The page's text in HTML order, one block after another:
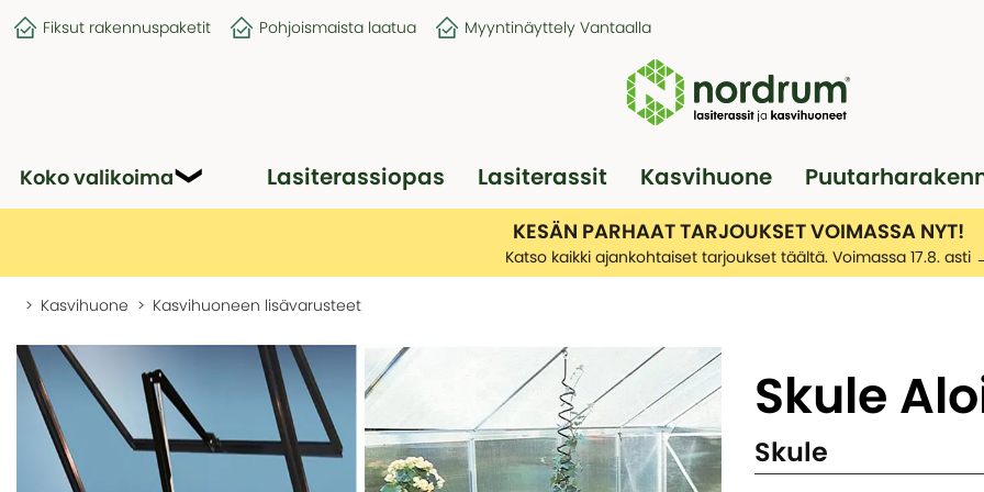
Fiksut rakennuspaketit Pohjoismaista laatua Myyntinäyttely Vantaalla
Koko valikoima Lasiterassiopas Lasiterassit Kasvihuone
Pergola
Autotallit
KESÄN PARHAAT TARJOUKSET VOIMASSA NYT!
Katso kaikki ajankohtaiset tarjoukset täältä. Voimassa 17.8. asti
Kasvihuone Kasvihuoneen lisävarusteet
Skule
Skule